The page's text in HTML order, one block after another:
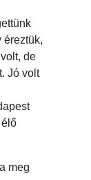
éreztük,
de
Jó volt
meg